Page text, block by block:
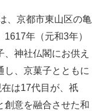
、京都市東山区の亀
年（元和3年）
神社仏閣にお供え
し、京菓子とともに
は17代目が、祇
創意を融合させた和